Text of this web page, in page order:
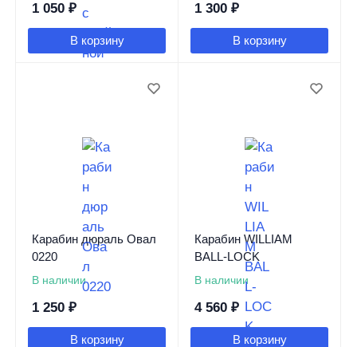
1 050 ₽
В корзину
1 300 ₽
В корзину
Карабин дюраль Овал
0220
В наличии
1 250 ₽
В корзину
Карабин WILLIAM
BALL-LOCK
В наличии
4 560 ₽
В корзину